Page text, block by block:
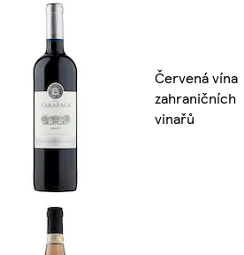
Červená vína
zahraničních
vinařů